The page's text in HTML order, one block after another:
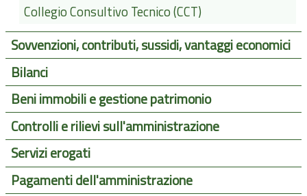
Collegio Consultivo Tecnico (CCT)
Sovvenzioni, contributi, sussidi, vantaggi economici
Bilanci
Beni immobili e gestione patrimonio
Controlli e rilievi sull'amministrazione
Servizi erogati
Pagamenti dell'amministrazione